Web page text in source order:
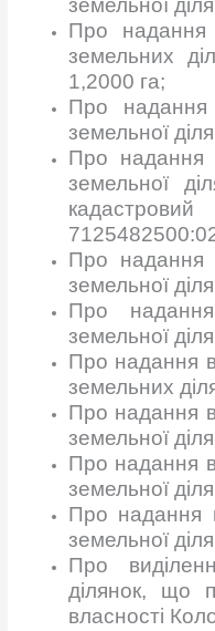
земельної
Про
земельних
1,2000 га;
Про
земельної
Про надання
земельної
Про надання
земельної
Про
земельної
Про надання
земельних
Про надання
земельної
Про надання
земельної
Про надання
земельної
Про
ділянок, що
власності